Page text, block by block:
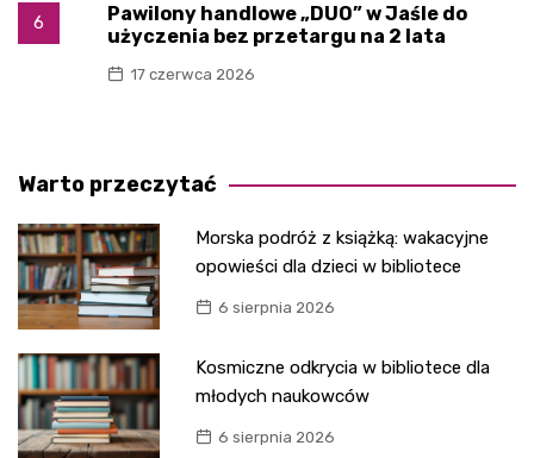
6
Pawilony handlowe „DUO” w Jaśle do
użyczenia bez przetargu na 2 lata
17 czerwca 2026
Warto przeczytać
Morska podróż z książką: wakacyjne
opowieści dla dzieci w bibliotece
6 sierpnia 2026
Kosmiczne odkrycia w bibliotece dla
młodych naukowców
6 sierpnia 2026